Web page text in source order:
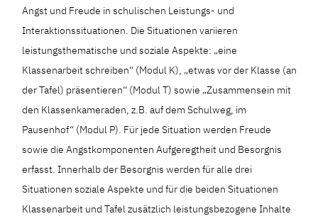
Angst und Freude in schulischen Leistungs- und
Interaktionssituationen. Die Situationen variieren
leistungsthematische und soziale Aspekte: „eine
Klassenarbeit schreiben“ (Modul K), „etwas vor der Klasse (an
der Tafel) präsentieren“ (Modul T) sowie „Zusammensein mit
den Klassenkameraden, z.B. auf dem Schulweg, im
Pausenhof“ (Modul P). Für jede Situation werden Freude
sowie die Angstkomponenten Aufgeregtheit und Besorgnis
erfasst. Innerhalb der Besorgnis werden für alle drei
Situationen soziale Aspekte und für die beiden Situationen
Klassenarbeit und Tafel zusätzlich leistungsbezogene Inhalte